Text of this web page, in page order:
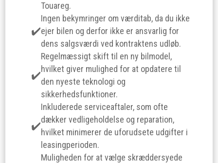
Touareg.
Ingen bekymringer om værditab, da du ikke
ejer bilen og derfor ikke er ansvarlig for
dens salgsværdi ved kontraktens udløb.
Regelmæssigt skift til en ny bilmodel,
hvilket giver mulighed for at opdatere til
den nyeste teknologi og
sikkerhedsfunktioner.
Inkluderede serviceaftaler, som ofte
dækker vedligeholdelse og reparation,
hvilket minimerer de uforudsete udgifter i
leasingperioden.
Muligheden for at vælge skræddersyede